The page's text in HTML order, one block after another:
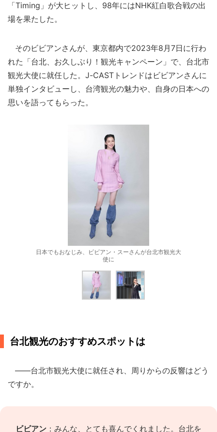
「Timing」が大ヒットし、98年にはNHK紅白歌合戦の出
場を果たした。
そのビビアンさんが、東京都内で2023年8月7日に行わ
れた「台北、お久しぶり！観光キャンペーン」で、台北市
観光大使に就任した。J-CASTトレンドはビビアンさんに
単独インタビューし、台湾観光の魅力や、自身の日本への
思いを語ってもらった。
日本でもおなじみ、ビビアン・スーさんが台北市観光大
使に
台北観光のおすすめスポットは
――台北市観光大使に就任され、周りからの反響はどう
ですか。
ビビアン ：みんな、とても喜んでくれました。台北を